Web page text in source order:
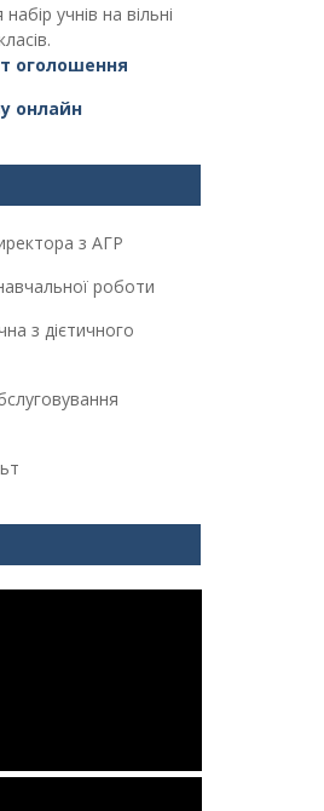
учнів на вільні
оголошення
онлайн
з АГР
роботи
з дієтичного